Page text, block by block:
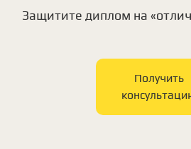
Защитите диплом на
Получить